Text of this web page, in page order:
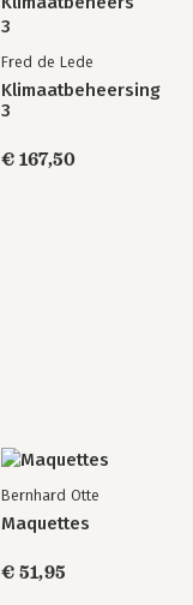
Fred de Lede
Klimaatbeheersing
3
€ 167,50
Bernhard Otte
Maquettes
€ 51,95